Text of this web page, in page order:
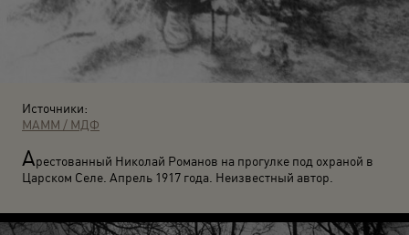
Источники:
МАММ / МДФ
Арестованный Николай Романов на прогулке под охраной в
Царском Селе. Апрель 1917 года. Неизвестный автор.